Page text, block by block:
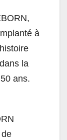
à
la
ans.